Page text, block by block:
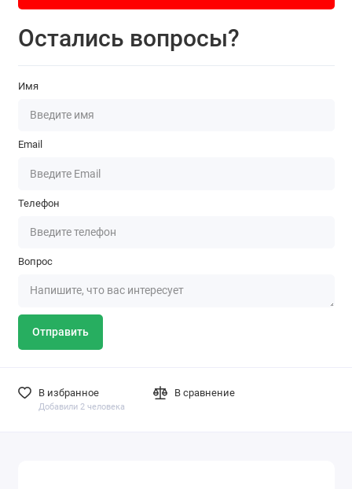
Остались вопросы?
Имя
Email
Телефон
Вопрос
Отправить
В избранное
Добавили 2 человека
В сравнение